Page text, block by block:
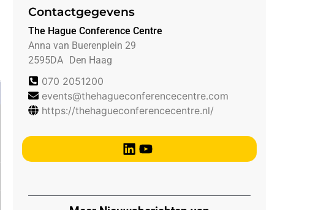
Contactgegevens
The Hague Conference Centre
Anna van Buerenplein 29
2595DA Den Haag
070 2051200
events@thehagueconferencecentre.com
https://thehagueconferencecentre.nl/